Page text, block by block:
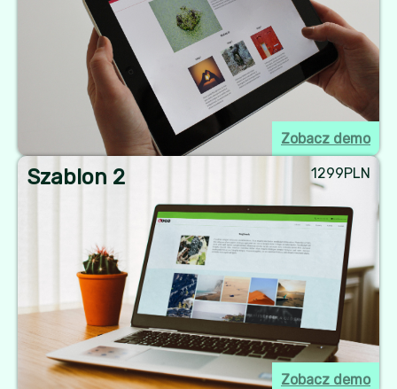
Zobacz demo
Szablon 2 1299PLN
Zobacz demo